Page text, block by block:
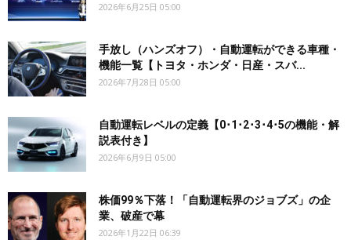
2026年6月25日 05:00
手放し（ハンズオフ）・自動運転ができる車種・
機能一覧【トヨタ・ホンダ・日産・スバ...
2026年7月28日 05:00
自動運転レベルの定義【0･1･2･3･4･5の機能・解
説表付き】
2026年6月9日 05:00
株価99％下落！「自動運転界のジョブズ」の企
業、破産で幕
2026年1月22日 06:39